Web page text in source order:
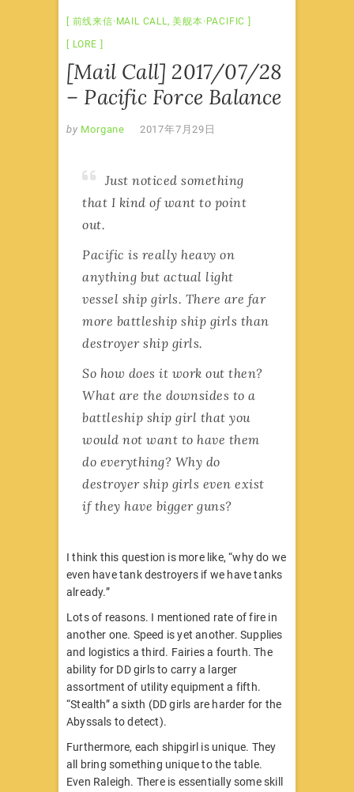
前线来信·MAIL CALL,美舰本·PACIFIC
LORE
[Mail Call] 2017/07/28
– Pacific Force Balance
by Morgane 2017年7月29日
Just noticed something
that I kind of want to point
out.
Pacific is really heavy on
anything but actual light
vessel ship girls. There are far
more battleship ship girls than
destroyer ship girls.
So how does it work out then?
What are the downsides to a
battleship ship girl that you
would not want to have them
do everything? Why do
destroyer ship girls even exist
if they have bigger guns?
I think this question is more like, “why do we
even have tank destroyers if we have tanks
already.”
Lots of reasons. I mentioned rate of fire in
another one. Speed is yet another. Supplies
and logistics a third. Fairies a fourth. The
ability for DD girls to carry a larger
assortment of utility equipment a fifth.
“Stealth” a sixth (DD girls are harder for the
Abyssals to detect).
Furthermore, each shipgirl is unique. They
all bring something unique to the table.
Even Raleigh. There is essentially some skill